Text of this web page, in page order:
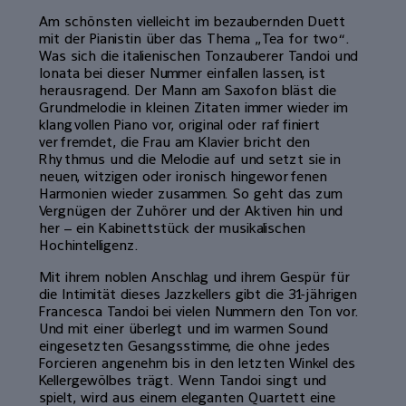
Am schönsten vielleicht im bezaubernden Duett
mit der Pianistin über das Thema „Tea for two“.
Was sich die italienischen Tonzauberer Tandoi und
Ionata bei dieser Nummer einfallen lassen, ist
herausragend. Der Mann am Saxofon bläst die
Grundmelodie in kleinen Zitaten immer wieder im
klangvollen Piano vor, original oder raffiniert
verfremdet, die Frau am Klavier bricht den
Rhythmus und die Melodie auf und setzt sie in
neuen, witzigen oder ironisch hingeworfenen
Harmonien wieder zusammen. So geht das zum
Vergnügen der Zuhörer und der Aktiven hin und
her – ein Kabinettstück der musikalischen
Hochintelligenz.
Mit ihrem noblen Anschlag und ihrem Gespür für
die Intimität dieses Jazzkellers gibt die 31-jährigen
Francesca Tandoi bei vielen Nummern den Ton vor.
Und mit einer überlegt und im warmen Sound
eingesetzten Gesangsstimme, die ohne jedes
Forcieren angenehm bis in den letzten Winkel des
Kellergewölbes trägt. Wenn Tandoi singt und
spielt, wird aus einem eleganten Quartett eine